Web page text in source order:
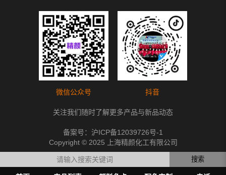
微信公众号 抖音
关注我们随时了解更多产品与新品动态
备案号： 沪ICP备12039726号-1
Copyright © 2025 上海精颜化工有限公司
搜索